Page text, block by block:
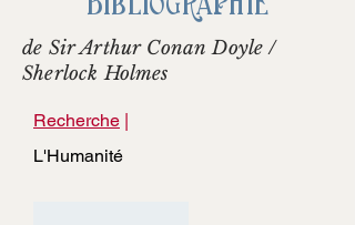
de Sir Arthur Conan Doyle /
Sherlock Holmes
Recherche |
L'Humanité